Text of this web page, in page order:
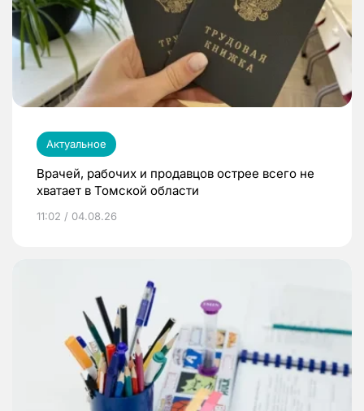
Актуальное
Врачей, рабочих и продавцов острее всего не
хватает в Томской области
11:02 / 04.08.26